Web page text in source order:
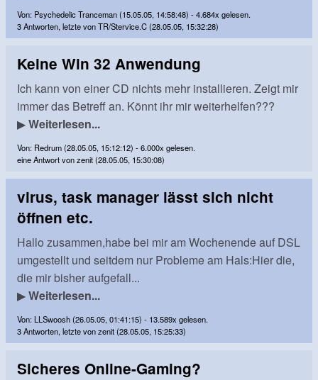
Von: Psychedelic Tranceman (15.05.05, 14:58:48) - 4.684x gelesen.
3 Antworten, letzte von TR/Stervice.C (28.05.05, 15:32:28)
Keine Win 32 Anwendung
Ich kann von einer CD nichts mehr installieren. Zeigt mir
immer das Betreff an. Könnt ihr mir weiterhelfen???
▶Weiterlesen...
Von: Redrum (28.05.05, 15:12:12) - 6.000x gelesen.
eine Antwort von zenit (28.05.05, 15:30:08)
virus, task manager lässt sich nicht
öffnen etc.
Hallo zusammen,habe bei mir am Wochenende auf DSL
umgestellt und seitdem nur Probleme am Hals:Hier die,
die mir bisher aufgefall...
▶Weiterlesen...
Von: LLSwoosh (26.05.05, 01:41:15) - 13.589x gelesen.
3 Antworten, letzte von zenit (28.05.05, 15:25:33)
Sicheres Online-Gaming?